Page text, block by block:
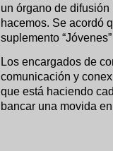
un órgano de
hacemos. Se acordó
suplemento
Los encargados de
comunicación y
que está haciendo
bancar una movida